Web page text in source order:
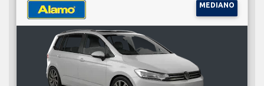
MEDIANO